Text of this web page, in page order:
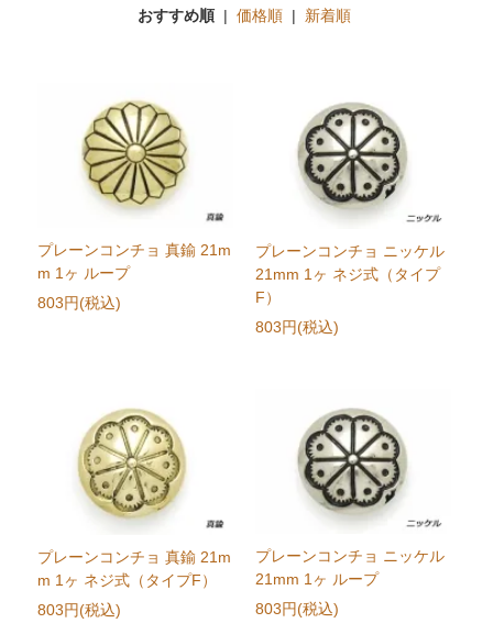
おすすめ順| 価格順| 新着順
プレーンコンチョ 真鍮 21m
m 1ヶ ループ
803円(税込)
プレーンコンチョ ニッケル
21mm 1ヶ ネジ式（タイプ
F）
803円(税込)
プレーンコンチョ 真鍮 21m
m 1ヶ ネジ式（タイプF）
803円(税込)
プレーンコンチョ ニッケル
21mm 1ヶ ループ
803円(税込)